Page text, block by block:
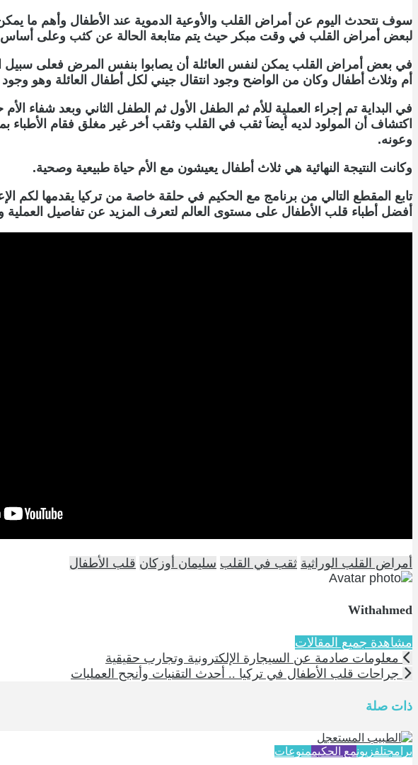
سوف نتحدث اليوم عن أمراض القلب والأوعية الدموية عند الأطفال وأهم ما
لبعض أمراض القلب في وقت مبكر حيث يتم متابعة الحالة عن كثب وعلى أساس
أم وثلاث أطفال وكان من الواضح وجود انتقال جيني لكل أطفال العائلة وهو
في البداية تم إجراء العملية للأم ثم الطفل الأول ثم الطفل الثاني وبعد شفاء
اكتشاف أن المولود لديه أيضاَ ثقب في القلب وثقب أخر غير مغلق فقام الأطباء
وعونه.
وكانت النتيجة النهائية هي ثلاث أطفال يعيشون مع الأم حياة طبيعية وصحية.
تابع المقطع التالي من برنامج مع الحكيم في حلقة خاصة من تركيا يقدمها
أفضل أطباء قلب الأطفال على مستوى العالم لتعرف المزيد عن تفاصيل العملية
أمراض القلب الوراثية ثقب في القلب سليمان أوزكان قلب الأطفال
Withahmed
مشاهدة جميع المقالات
معلومات صادمة عن السيجارة الإلكترونية وتجارب حقيقية
جراحات قلب الأطفال في تركيا .. أحدث التقنيات وأنجح العمليات
ذات صلة
برامجتلفزيونمع الحكيممنوعات